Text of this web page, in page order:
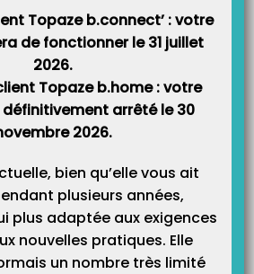
Topaze b.connect’ : votre
de fonctionner le 31 juillet
2026.
Topaze b.home : votre
arrêté le 30
2026.
bien qu’elle vous ait
plusieurs années,
plus adaptée aux exigences
nouvelles pratiques. Elle
un nombre très limité